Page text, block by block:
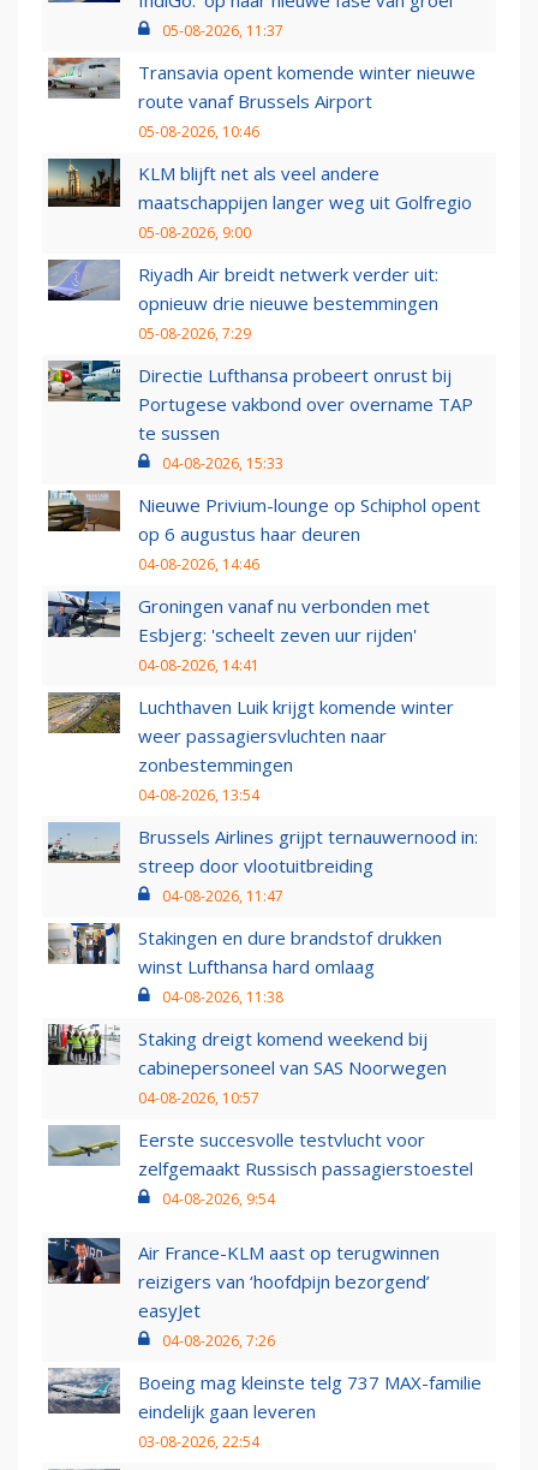
05-08-2026, 11:37
Transavia opent komende winter nieuwe
route vanaf Brussels Airport
05-08-2026, 10:46
KLM blijft net als veel andere
maatschappijen langer weg uit Golfregio
05-08-2026, 9:00
Riyadh Air breidt netwerk verder uit:
opnieuw drie nieuwe bestemmingen
05-08-2026, 7:29
Directie Lufthansa probeert onrust bij
Portugese vakbond over overname TAP
te sussen
04-08-2026, 15:33
Nieuwe Privium-lounge op Schiphol opent
op 6 augustus haar deuren
04-08-2026, 14:46
Groningen vanaf nu verbonden met
Esbjerg: 'scheelt zeven uur rijden'
04-08-2026, 14:41
Luchthaven Luik krijgt komende winter
weer passagiersvluchten naar
zonbestemmingen
04-08-2026, 13:54
Brussels Airlines grijpt ternauwernood in:
streep door vlootuitbreiding
04-08-2026, 11:47
Stakingen en dure brandstof drukken
winst Lufthansa hard omlaag
04-08-2026, 11:38
Staking dreigt komend weekend bij
cabinepersoneel van SAS Noorwegen
04-08-2026, 10:57
Eerste succesvolle testvlucht voor
zelfgemaakt Russisch passagierstoestel
04-08-2026, 9:54
Air France-KLM aast op terugwinnen
reizigers van ‘hoofdpijn bezorgend’
easyJet
04-08-2026, 7:26
Boeing mag kleinste telg 737 MAX-familie
eindelijk gaan leveren
03-08-2026, 22:54